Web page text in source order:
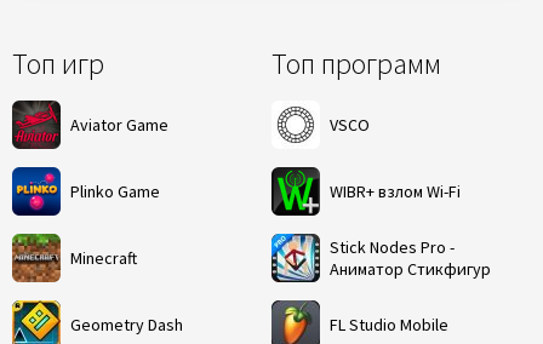
Топ игр
Aviator Game
Plinko Game
Minecraft
Geometry Dash
Топ программ
VSCO
WIBR+ взлом Wi-Fi
Stick Nodes Pro -
Аниматор Стикфигур
FL Studio Mobile